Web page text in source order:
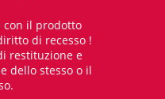
con il prodotto
di recesso !
restituzione e
dello stesso o il